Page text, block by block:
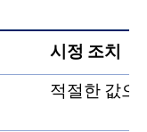
시정 조치
적절한 값으